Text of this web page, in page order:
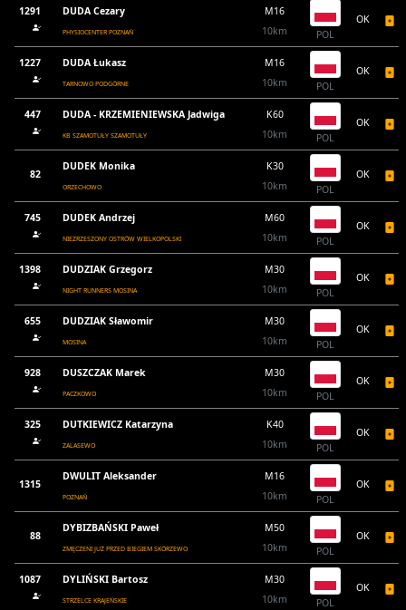
1291 DUDA Cezary
PHYSIOCENTER POZNAŃ
M16
10km
POL
OK
1227 DUDA Łukasz
TARNOWO PODGÓRNE
M16
10km
POL
OK
447 DUDA - KRZEMIENIEWSKA Jadwiga
KB SZAMOTUŁY SZAMOTUŁY
K60
10km
POL
OK
82
DUDEK Monika
ORZECHOWO
K30
10km
POL
OK
745 DUDEK Andrzej
NIEZRZESZONY OSTRÓW WIELKOPOLSKI
M60
10km
POL
OK
1398 DUDZIAK Grzegorz
NIGHT RUNNERS MOSINA
M30
10km
POL
OK
655 DUDZIAK Sławomir
MOSINA
M30
10km
POL
OK
928 DUSZCZAK Marek
PACZKOWO
M30
10km
POL
OK
325 DUTKIEWICZ Katarzyna
ZALASEWO
K40
10km
POL
OK
1315
DWULIT Aleksander
POZNAŃ
M16
10km
POL
OK
88
DYBIZBAŃSKI Paweł
ZMĘCZENI JUŻ PRZED BIEGIEM SKÓRZEWO
M50
10km
POL
OK
1087 DYLIŃSKI Bartosz
STRZELCE KRAJEŃSKIE
M30
10km
POL
OK